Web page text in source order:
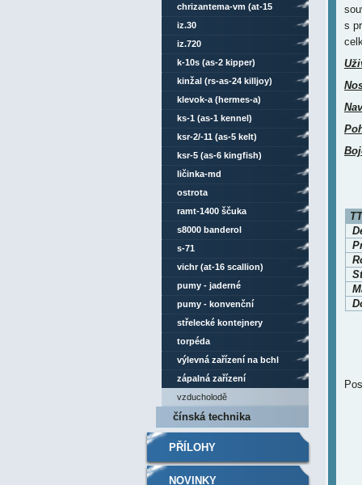
s
chrizantema-vm (at-15
springer)
iz.30
iz.720
k-10s (as-2 kipper)
kinžal (rs-as-24 killjoy)
klevok-a (hermes-a)
ks-1 (as-1 kennel)
ksr-2/-11 (as-5 kelt)
ksr-5 (as-6 kingfish)
ličinka-md
ostrota
ramt-1400 ščuka
s8000 banderol
s-71
vichr (at-16 scallion)
pumy - jaderné
pumy - konvenční
střelecké kontejnery
torpéda
výlevná zařízení na bchl
zápalná zařízení
vzducholodě
čínská technika
PŘÍLOHY
NOVINKY